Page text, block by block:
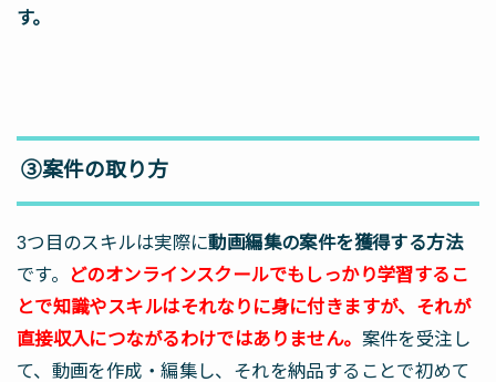
す。
③案件の取り方
3つ目のスキルは実際に動画編集の案件を獲得する方法
です。
どのオンラインスクールでもしっかり学習するこ
とで知識やスキルはそれなりに身に付きますが、それが
直接収入につながるわけではありません。 案件を受注し
て、動画を作成・編集し、それを納品することで初めて